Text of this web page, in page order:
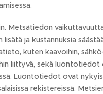
Metsätiedon
ja kustannuksia
kuten kaavoihin,
liittyvä, sekä luontotiedot
Luontotiedot ovat
rekistereissä.